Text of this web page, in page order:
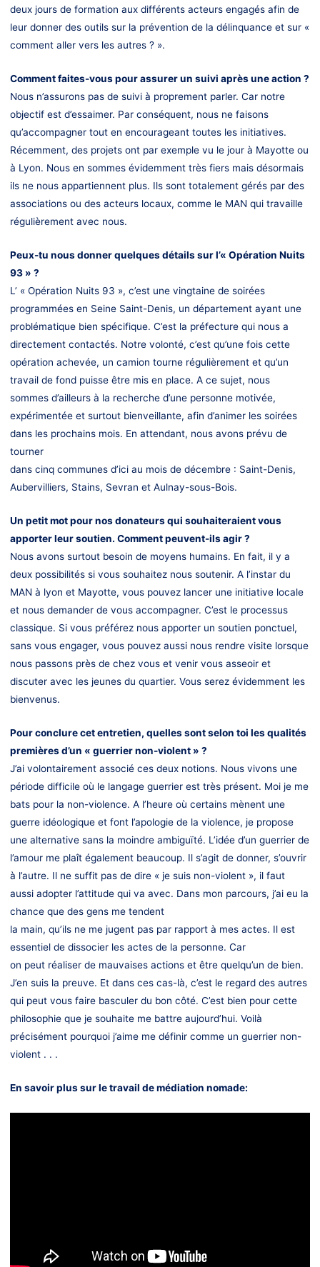
deux jours de formation aux différents acteurs engagés afin de
leur donner des outils sur la prévention de la délinquance et sur «
comment aller vers les autres ? ».
Comment faites-vous pour assurer un suivi après une action ?
Nous n’assurons pas de suivi à proprement parler. Car notre
objectif est d’essaimer. Par conséquent, nous ne faisons
qu’accompagner tout en encourageant toutes les initiatives.
Récemment, des projets ont par exemple vu le jour à Mayotte ou
à Lyon. Nous en sommes évidemment très fiers mais désormais
ils ne nous appartiennent plus. Ils sont totalement gérés par des
associations ou des acteurs locaux, comme le MAN qui travaille
régulièrement avec nous.
Peux-tu nous donner quelques détails sur l’« Opération Nuits
93 » ?
L’ « Opération Nuits 93 », c’est une vingtaine de soirées
programmées en Seine Saint-Denis, un département ayant une
problématique bien spécifique. C’est la préfecture qui nous a
directement contactés. Notre volonté, c’est qu’une fois cette
opération achevée, un camion tourne régulièrement et qu’un
travail de fond puisse être mis en place. A ce sujet, nous
sommes d’ailleurs à la recherche d’une personne motivée,
expérimentée et surtout bienveillante, afin d’animer les soirées
dans les prochains mois. En attendant, nous avons prévu de
tourner
dans cinq communes d’ici au mois de décembre : Saint-Denis,
Aubervilliers, Stains, Sevran et Aulnay-sous-Bois.
Un petit mot pour nos donateurs qui souhaiteraient vous
apporter leur soutien. Comment peuvent-ils agir ?
Nous avons surtout besoin de moyens humains. En fait, il y a
deux possibilités si vous souhaitez nous soutenir. A l’instar du
MAN à lyon et Mayotte, vous pouvez lancer une initiative locale
et nous demander de vous accompagner. C’est le processus
classique. Si vous préférez nous apporter un soutien ponctuel,
sans vous engager, vous pouvez aussi nous rendre visite lorsque
nous passons près de chez vous et venir vous asseoir et
discuter avec les jeunes du quartier. Vous serez évidemment les
bienvenus.
Pour conclure cet entretien, quelles sont selon toi les qualités
premières d’un « guerrier non-violent » ?
J’ai volontairement associé ces deux notions. Nous vivons une
période difficile où le langage guerrier est très présent. Moi je me
bats pour la non-violence. A l’heure où certains mènent une
guerre idéologique et font l’apologie de la violence, je propose
une alternative sans la moindre ambiguïté. L’idée d’un guerrier de
l’amour me plaît également beaucoup. Il s’agit de donner, s’ouvrir
à l’autre. Il ne suffit pas de dire « je suis non-violent », il faut
aussi adopter l’attitude qui va avec. Dans mon parcours, j’ai eu la
chance que des gens me tendent
la main, qu’ils ne me jugent pas par rapport à mes actes. Il est
essentiel de dissocier les actes de la personne. Car
on peut réaliser de mauvaises actions et être quelqu’un de bien.
J’en suis la preuve. Et dans ces cas-là, c’est le regard des autres
qui peut vous faire basculer du bon côté. C’est bien pour cette
philosophie que je souhaite me battre aujourd’hui. Voilà
précisément pourquoi j’aime me définir comme un guerrier non-
violent . . .
En savoir plus sur le travail de médiation nomade: